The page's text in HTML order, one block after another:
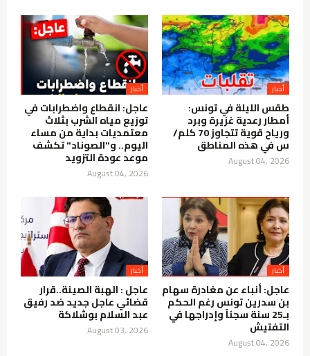
أخبار
طقس الليلة في تونس:
أمطار رعدية غزيرة وبرد
ورياح قوية تتجاوز 70 كلم/
س في هذه المناطق
August 04, 2026
أخبار
عاجل: انقطاع واضطرابات في
توزيع مياه الشرب بثلاث
معتمديات بداية من مساء
اليوم.. و"الصوناد" تكشف
موعد عودة التزويد
August 04, 2026
أخبار
عاجل: أنباء عن مغادرة سهام
بن سدرين تونس رغم الحكم
بـ25 سنة سجناً وإدراجها في
التفتيش
August 04, 2026
أخبار
عاجل : الهبة الصينة..قرار
قضائي عاجل جديد ضد رفيق
عبد السلام بوشلاكة
August 03, 2026